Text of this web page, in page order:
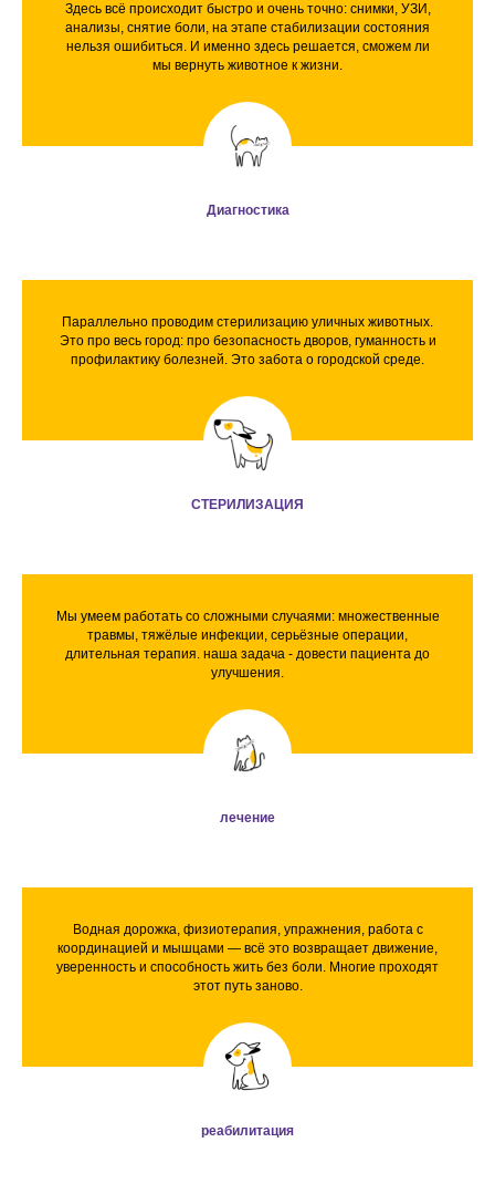
Здесь всё происходит быстро и очень точно: снимки, УЗИ,
анализы, снятие боли, на этапе стабилизации состояния
нельзя ошибиться. И именно здесь решается, сможем ли
мы вернуть животное к жизни.
Диагностика
Параллельно проводим стерилизацию уличных животных.
Это про весь город: про безопасность дворов, гуманность и
профилактику болезней. Это забота о городской среде.
СТЕРИЛИЗАЦИЯ
Мы умеем работать со сложными случаями: множественные
травмы, тяжёлые инфекции, серьёзные операции,
длительная терапия. наша задача - довести пациента до
улучшения.
лечение
Водная дорожка, физиотерапия, упражнения, работа с
координацией и мышцами — всё это возвращает движение,
уверенность и способность жить без боли. Многие проходят
этот путь заново.
реабилитация